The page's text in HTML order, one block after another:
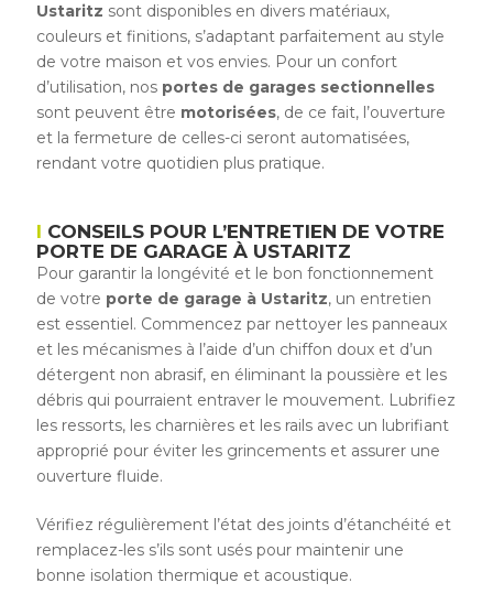
Ustaritz sont disponibles en divers matériaux,
couleurs et finitions, s’adaptant parfaitement au style
de votre maison et vos envies. Pour un confort
d’utilisation, nos portes de garages sectionnelles
sont peuvent être motorisées, de ce fait, l’ouverture
et la fermeture de celles-ci seront automatisées,
rendant votre quotidien plus pratique.
CONSEILS POUR L’ENTRETIEN DE VOTRE
PORTE DE GARAGE À USTARITZ
Pour garantir la longévité et le bon fonctionnement
de votre porte de garage à Ustaritz, un entretien
est essentiel. Commencez par nettoyer les panneaux
et les mécanismes à l’aide d’un chiffon doux et d’un
détergent non abrasif, en éliminant la poussière et les
débris qui pourraient entraver le mouvement. Lubrifiez
les ressorts, les charnières et les rails avec un lubrifiant
approprié pour éviter les grincements et assurer une
ouverture fluide.
Vérifiez régulièrement l’état des joints d’étanchéité et
remplacez-les s’ils sont usés pour maintenir une
bonne isolation thermique et acoustique.